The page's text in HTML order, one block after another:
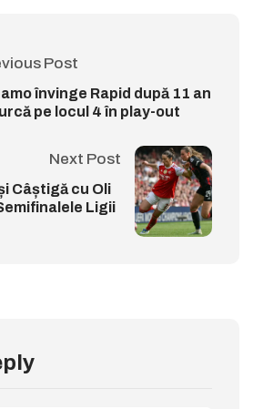
Post
învinge Rapid după 11 an
pe locul 4 în play-out
Next Post
Câștigă cu Oli
Ligii